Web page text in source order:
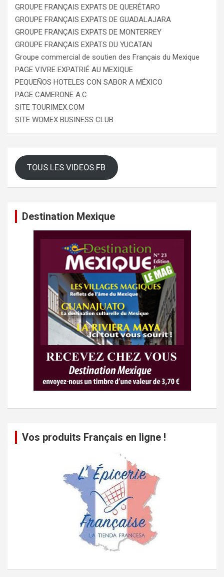
GROUPE FRANÇAIS EXPATS DE QUERÉTARO
GROUPE FRANÇAIS EXPATS DE GUADALAJARA
GROUPE FRANÇAIS EXPATS DE MONTERREY
GROUPE FRANÇAIS EXPATS DU YUCATAN
Groupe commercial de soutien des Français du Mexique
PAGE VIVRE EXPATRIÉ AU MEXIQUE
PEQUEÑOS HOTELES CON SABOR A MÉXICO
PAGE CAMERONE A.C
SITE TOURIMEX.COM
SITE WOMEX BUSINESS CLUB
TOUS LES VIDEOS FB
Destination Mexique
Vos produits Français en ligne !